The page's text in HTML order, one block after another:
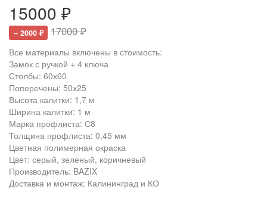
15000 ₽
− 2000 ₽ 17000 ₽
Все материалы включены в стоимость:
Замок с ручкой + 4 ключа
Столбы: 60х60
Поперечены: 50х25
Высота калитки: 1,7 м
Ширина калитки: 1 м
Марка профлиста: С8
Толщина профлиста: 0,45 мм
Цветная полимерная окраска
Цвет: серый, зеленый, коричневый
Производитель: BAZIX
Доставка и монтаж: Калининград и КО